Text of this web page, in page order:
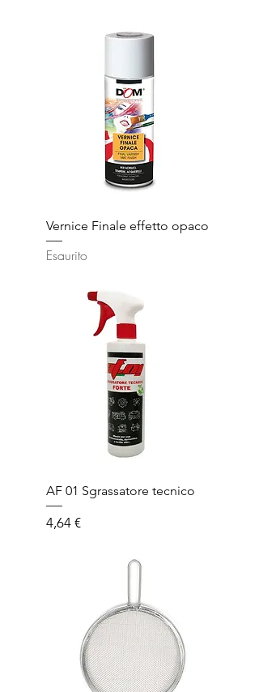
Vernice Finale effetto opaco
Esaurito
AF 01 Sgrassatore tecnico
Prezzo
4,64 €